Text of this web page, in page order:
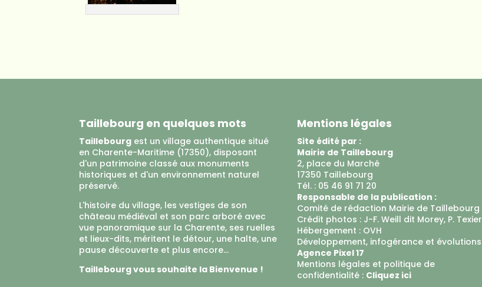
Taillebourg en quelques mots
Taillebourg est un village authentique situé
en Charente-Maritime (17350), disposant
d'un patrimoine classé aux monuments
historiques et d'un environnement naturel
préservé.
L'histoire du village, les vestiges de son
château médiéval et son parc arboré avec
vue panoramique sur la Charente, ses ruelles
et lieux-dits, méritent le détour, une halte, une
pause découverte et plus encore...
Taillebourg vous souhaite la Bienvenue !
Mentions légales
Site édité par :
Mairie de Taillebourg
2, place du Marché
17350 Taillebourg
Tél. : 05 46 91 71 20
Responsable de la publication :
Comité de rédaction Mairie de Taillebourg
Crédit photos : J-F. Weill dit Morey, P. Texier
Hébergement : OVH
Développement, infogérance et évolutions
Agence Pixel 17
Mentions légales et politique de
confidentialité : Cliquez ici